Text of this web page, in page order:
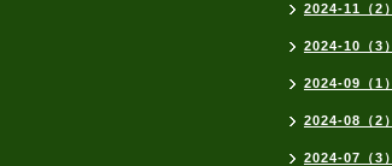
2024-11（2）
2024-10（3）
2024-09（1）
2024-08（2）
2024-07（3）